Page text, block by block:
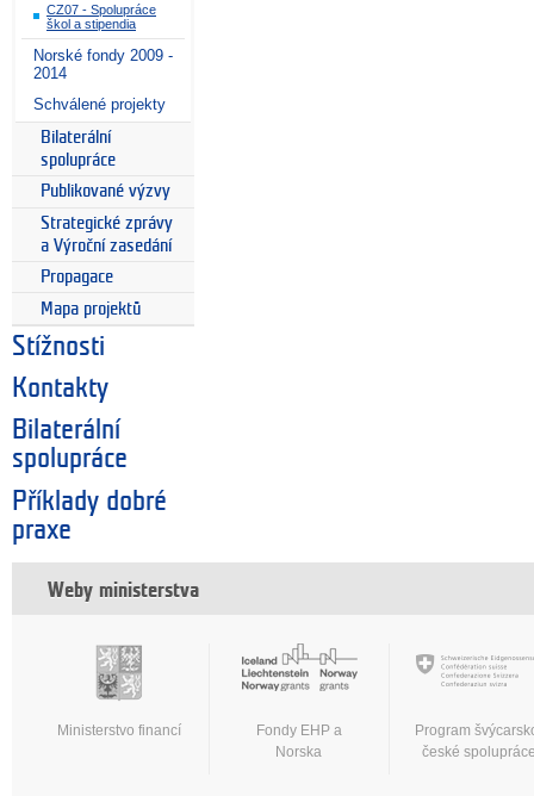
CZ07 - Spolupráce
škol a stipendia
Norské fondy 2009 -
2014
Schválené projekty
Bilaterální
spolupráce
Publikované výzvy
Strategické zprávy
a Výroční zasedání
Propagace
Mapa projektů
Stížnosti
Kontakty
Bilaterální
spolupráce
Příklady dobré
praxe
Weby ministerstva
Ministerstvo financí
Fondy EHP a
Norska
Program
české